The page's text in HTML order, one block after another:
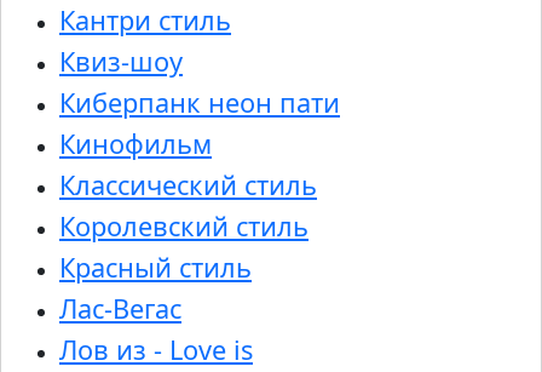
Кантри стиль
Квиз-шоу
Киберпанк неон пати
Кинофильм
Классический стиль
Королевский стиль
Красный стиль
Лас-Вегас
Лов из - Love is